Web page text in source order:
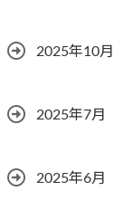
2025年10月
2025年7月
2025年6月